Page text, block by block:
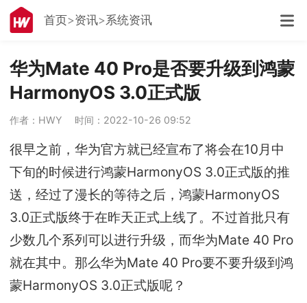
首页 资讯 系统资讯
华为Mate 40 Pro是否要升级到鸿蒙
HarmonyOS 3.0正式版
作者：HWY 时间：2022-10-26 09:52
很早之前，华为官方就已经宣布了将会在10月中
下旬的时候进行鸿蒙HarmonyOS 3.0正式版的推
送，经过了漫长的等待之后，鸿蒙HarmonyOS
3.0正式版终于在昨天正式上线了。不过首批只有
少数几个系列可以进行升级，而华为Mate 40 Pro
就在其中。那么华为Mate 40 Pro要不要升级到鸿
蒙HarmonyOS 3.0正式版呢？